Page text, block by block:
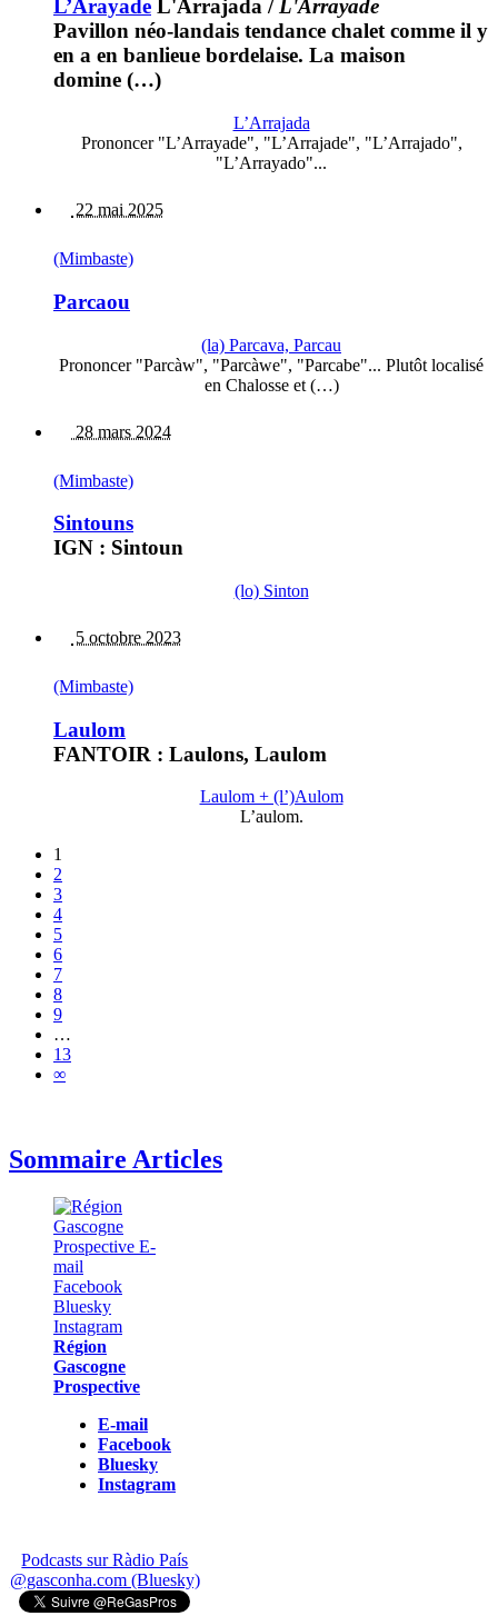
L’Arayade L'Arrajada / L'Arrayade
Pavillon néo-landais tendance chalet comme il y
en a en banlieue bordelaise. La maison
domine (…)
L’Arrajada
Prononcer "L’Arrayade", "L’Arrajade", "L’Arrajado",
"L’Arrayado"...
22 mai 2025
(Mimbaste)
Parcaou
(la) Parcava, Parcau
Prononcer "Parcàw", "Parcàwe", "Parcabe"... Plutôt localisé
en Chalosse et (…)
28 mars 2024
(Mimbaste)
Sintouns
IGN : Sintoun
(lo) Sinton
5 octobre 2023
(Mimbaste)
Laulom
FANTOIR : Laulons, Laulom
Laulom + (l’)Aulom
L’aulom.
1
2
3
4
5
6
7
8
9
…
13
∞
Sommaire Articles
Région
Gascogne
Prospective
E-mail
Facebook
Bluesky
Instagram
Podcasts sur Ràdio País
@gasconha.com (Bluesky)